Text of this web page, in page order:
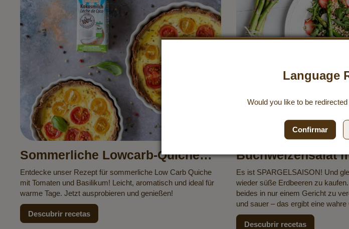
Sommerliche Lowcarb-Quiche
mit Tomaten & Basilikum
Entdecke unser Rezept für sommerliche Low Carb Quiche
mit Tomaten und Basilikum! Leicht, aromatisch und ideal für
warme Tage. Jetzt ausprobieren und genießen!
Descubrir recetas
Buchweizensalat
Erdbeeren
Es ist SPARGELSAISON! Und
wieder süße Erdbeeren zu
beides in nur einem Gericht zu
und sauer – das ergibt eine
Descubrir recetas
Language
Would you like to be redirected
Confirmar